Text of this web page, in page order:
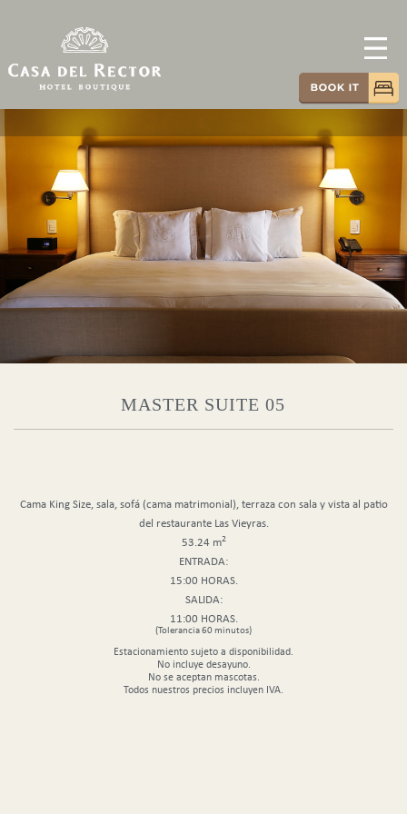
MASTER SUITE 05
Cama King Size, sala, sofá (cama matrimonial), terraza con sala y vista al patio
del restaurante Las Vieyras.
53.24 m2
ENTRADA:
15:00 HORAS.
SALIDA:
11:00 HORAS.
(Tolerancia 60 minutos)
Estacionamiento sujeto a disponibilidad.
No incluye desayuno.
No se aceptan mascotas.
Todos nuestros precios incluyen IVA.